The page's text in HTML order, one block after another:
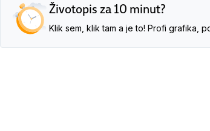
Životopis za 10 minut?
Klik sem, klik tam a je to! Profi grafika,